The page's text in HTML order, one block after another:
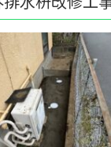
Before after